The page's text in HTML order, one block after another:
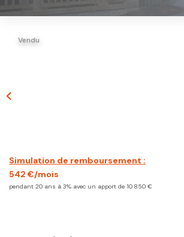
GESTION LOCATIVE
Vendu
Simulation de remboursement :
542 €/mois
pendant 20 ans à 3% avec un apport de 10 850 €